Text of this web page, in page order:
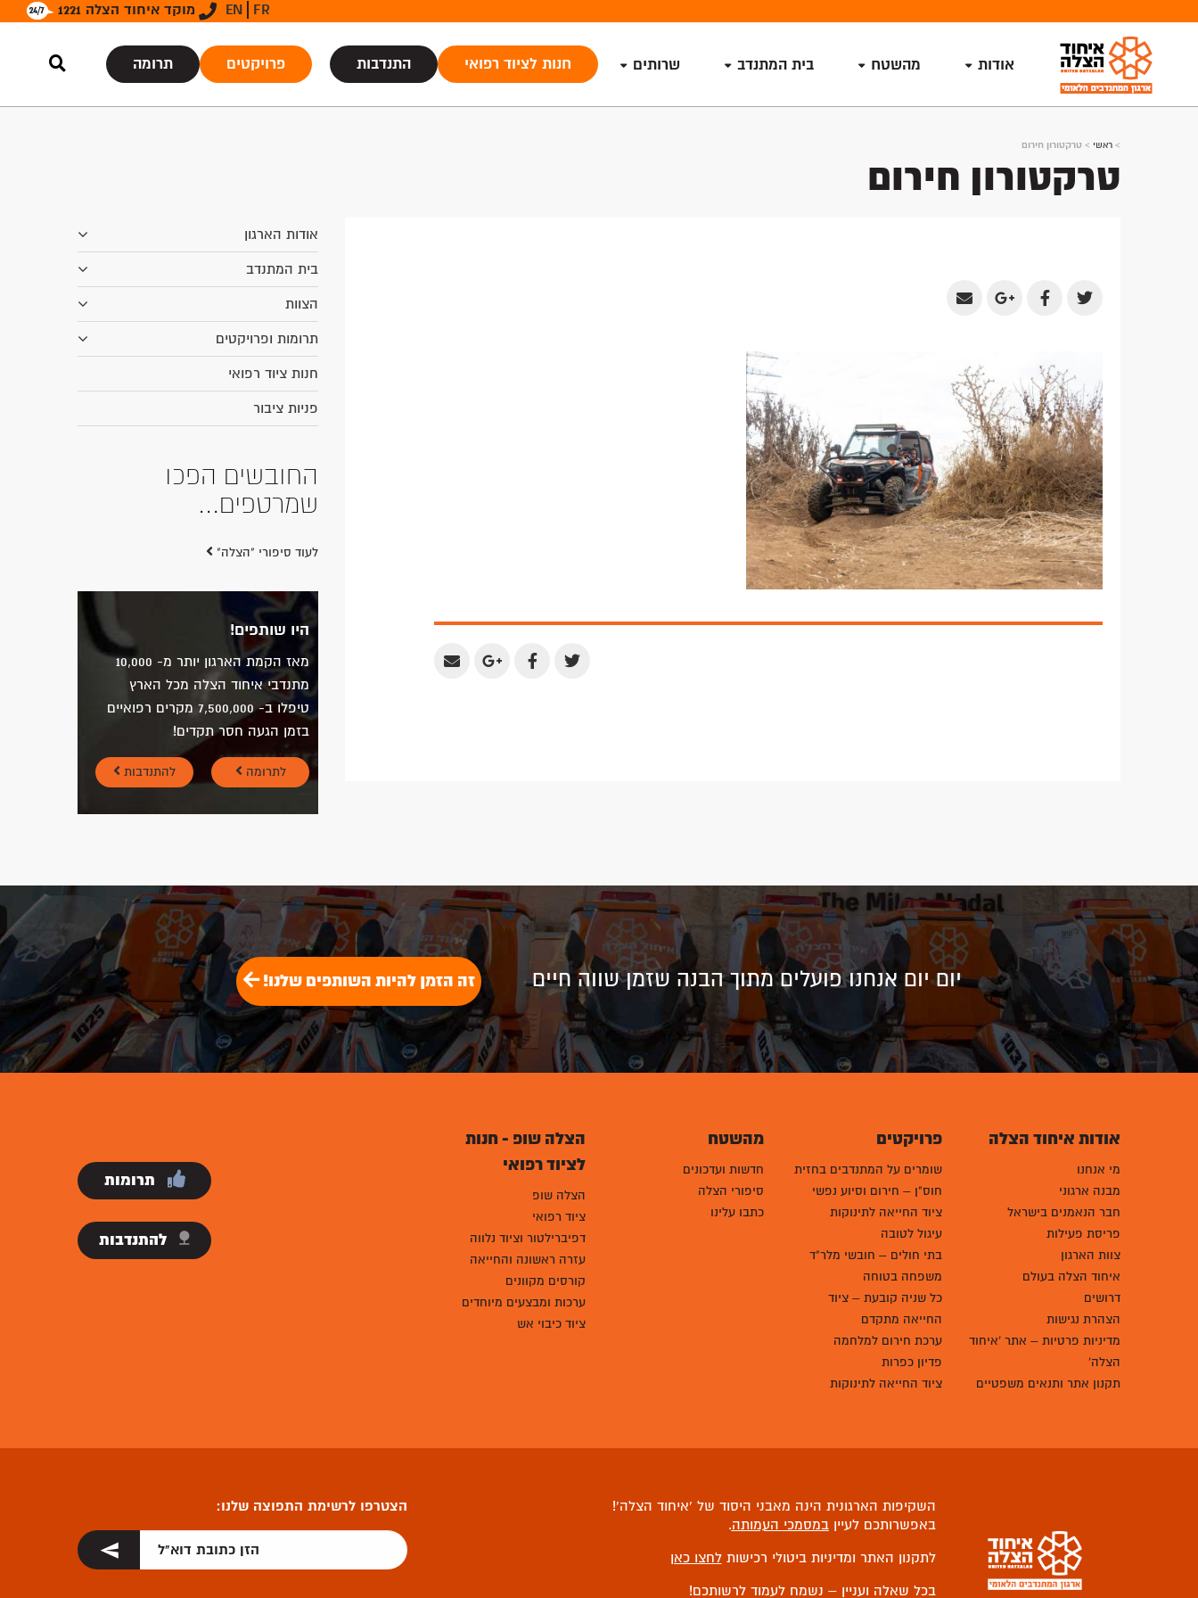
מוקד איחוד הצלה 1221 EN FR
אודות מהשטח בית המתנדב שרותים חנות לציוד רפואי התנדבות פרויקטים תרומה
> ראשי > טרקטורון חירום
טרקטורון חירום
Share
Share
Share
Plus
Share
Share
Share
Share
Share
אודות הארגון
בית המתנדב
הצוות
תרומות ופרויקטים
חנות ציוד רפואי
פניות ציבור
החובשים הפכו
שמרטפים...
לעוד סיפורי "הצלה"
היו שותפים!
מאז הקמת הארגון יותר מ- 10,000
מתנדבי איחוד הצלה מכל הארץ
טיפלו ב- 7,500,000 מקרים רפואיים
בזמן הגעה חסר תקדים!
לתרומה להתנדבות
יום יום אנחנו פועלים מתוך הבנה שזמן שווה חיים זה הזמן להיות השותפים שלנו!
אודות איחוד הצלה
מי אנחנו
מבנה ארגוני
חבר הנאמנים בישראל
פריסת פעילות
צוות הארגון
איחוד הצלה בעולם
דרושים
הצהרת נגישות
מדיניות פרטיות – אתר 'איחוד
הצלה'
תקנון אתר ותנאים משפטיים
פרויקטים
שומרים על המתנדבים בחזית
חוס"ן – חירום וסיוע נפשי
ציוד החייאה לתינוקות
עיגול לטובה
בתי חולים – חובשי מלר"ד
משפחה בטוחה
כל שניה קובעת – ציוד
החייאה מתקדם
ערכת חירום למלחמה
פדיון כפרות
ציוד החייאה לתינוקות
מהשטח
חדשות ועדכונים
סיפורי הצלה
כתבו עלינו
הצלה שופ - חנות
לציוד רפואי
הצלה שופ
ציוד רפואי
דפיברילטור וציוד נלווה
עזרה ראשונה והחייאה
קורסים מקוונים
ערכות ומבצעים מיוחדים
ציוד כיבוי אש
תרומות
להתנדבות
השקיפות הארגונית הינה מאבני היסוד של ‘איחוד הצלה’!
באפשרותכם לעייןבמסמכי העמותה.
לתקנון האתר ומדיניות ביטולי רכישותלחצו כאן
בכל שאלה ועניין – נשמח לעמוד לרשותכם!
הצטרפו לרשימת התפוצה שלנו: